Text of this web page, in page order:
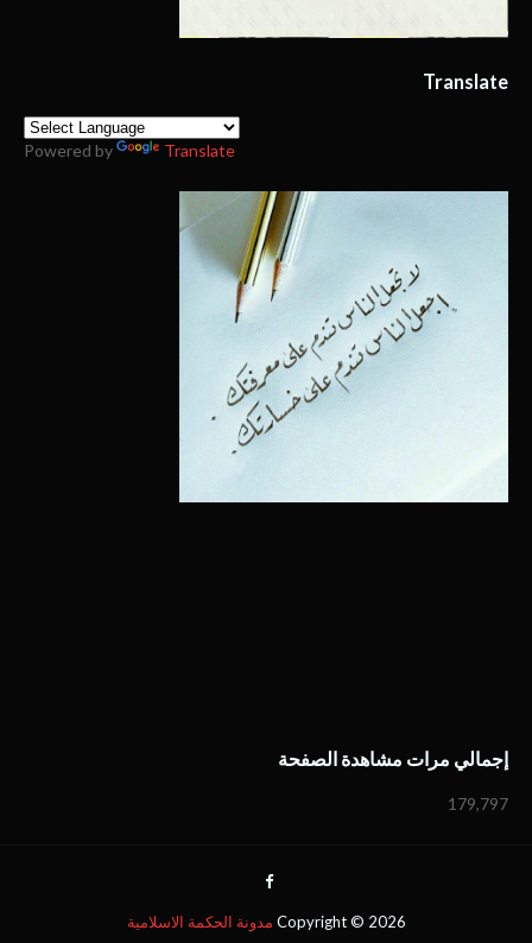
Translate
Powered by Translate
إجمالي مرات مشاهدة الصفحة
179,797
Copyright © 2026 مدونة الحكمة الاسلامية